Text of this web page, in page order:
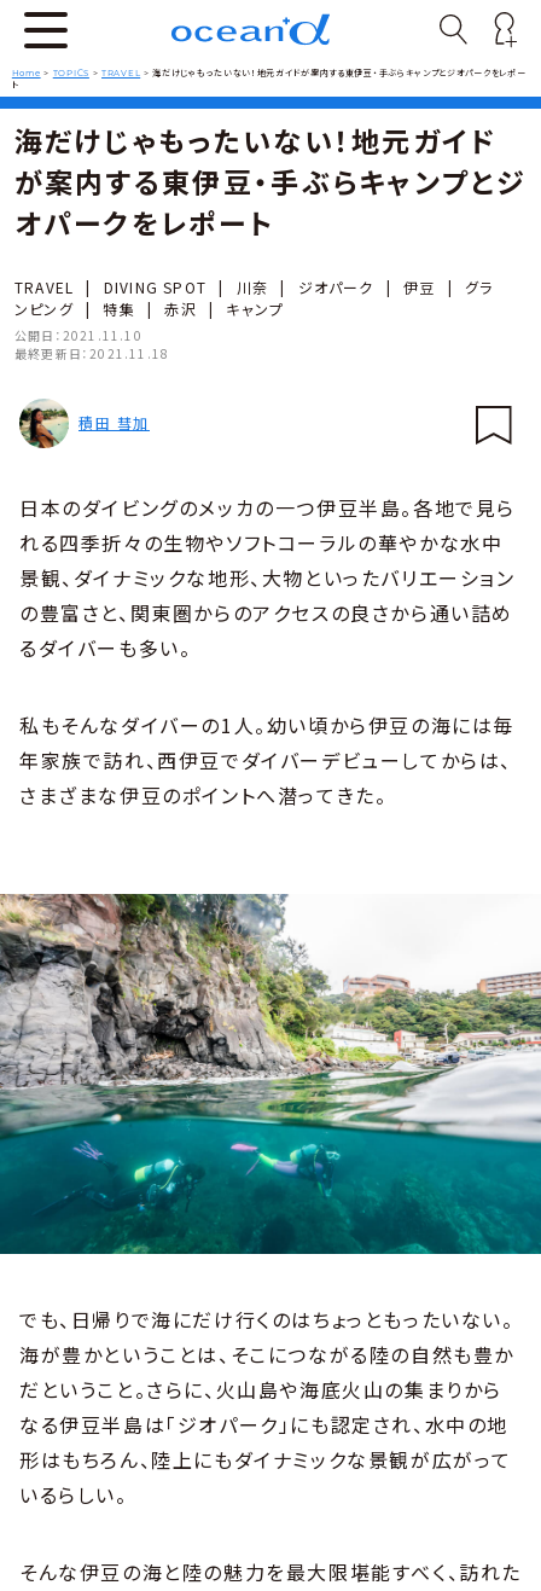
Home > TOPICS >TRAVEL >海だけじゃもったいない！地元ガイドが案内する東伊豆・手ぶらキャンプとジオパークをレポー
ト
海だけじゃもったいない！地元ガイド
が案内する東伊豆・手ぶらキャンプとジ
オパークをレポート
TRAVEL | DIVING SPOT | 川奈 | ジオパーク | 伊豆 |
グラ
ンピング
| 特集 | 赤沢 | キャンプ
公開日： 2021.11.10
最終更新日： 2021.11.18
積田 彗加
日本のダイビングのメッカの一つ伊豆半島。各地で見ら
れる四季折々の生物やソフトコーラルの華やかな水中
景観、ダイナミックな地形、大物といったバリエーション
の豊富さと、関東圏からのアクセスの良さから通い詰め
るダイバーも多い。
私もそんなダイバーの1人。幼い頃から伊豆の海には毎
年家族で訪れ、西伊豆でダイバーデビューしてからは、
さまざまな伊豆のポイントへ潜ってきた。
でも、日帰りで海にだけ行くのはちょっともったいない。
海が豊かということは、そこにつながる陸の自然も豊か
だということ。さらに、火山島や海底火山の集まりから
なる伊豆半島は「ジオパーク」にも認定され、水中の地
形はもちろん、陸上にもダイナミックな景観が広がって
いるらしい。
そんな伊豆の海と陸の魅力を最大限堪能すべく、訪れた